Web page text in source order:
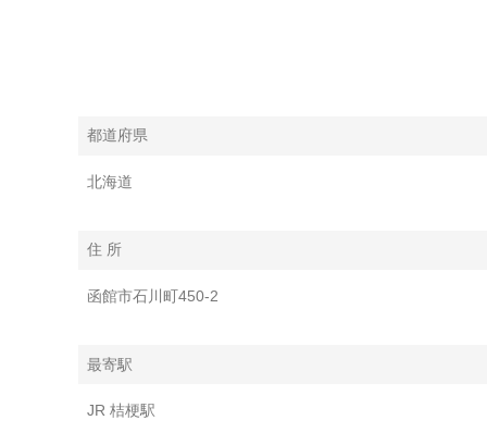
都道府県
北海道
住 所
函館市石川町450-2
最寄駅
JR 桔梗駅